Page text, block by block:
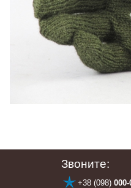
Звоните:
+38 (098) 000-